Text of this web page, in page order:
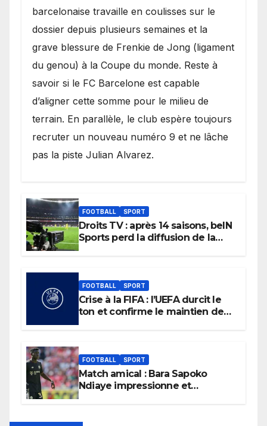
barcelonaise travaille en coulisses sur le
dossier depuis plusieurs semaines et la
grave blessure de Frenkie de Jong (ligament
du genou) à la Coupe du monde. Reste à
savoir si le FC Barcelone est capable
d’aligner cette somme pour le milieu de
terrain. En parallèle, le club espère toujours
recruter un nouveau numéro 9 et ne lâche
pas la piste Julian Alvarez.
FOOTBALL SPORT
Droits TV : après 14 saisons, beIN
Sports perd la diffusion de la
FOOTBALL SPORT
Crise à la FIFA : l’UEFA durcit le
ton et confirme le maintien de
FOOTBALL SPORT
Match amical : Bara Sapoko
Ndiaye impressionne et